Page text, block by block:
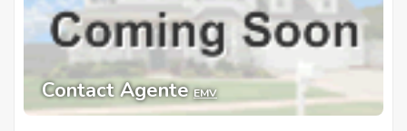
Contact Agente EMV